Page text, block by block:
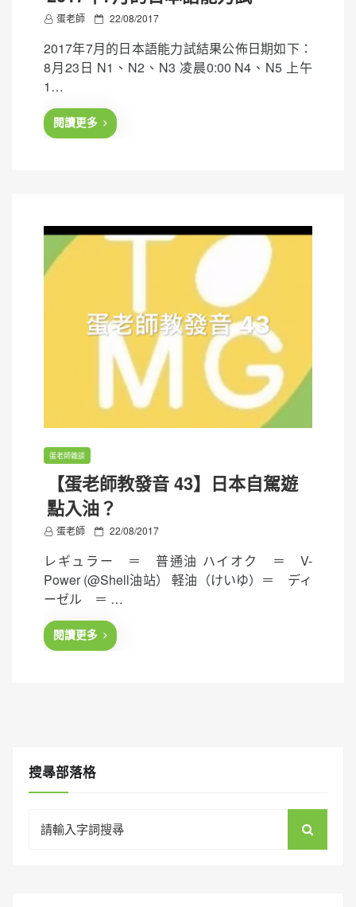
蛋老師
P
s
t
d
22/08/2017
2017年7月的日本語能力試結果公佈日期如下：
8月23日 N1、N2、N3 凌晨0:00 N4、N5 上午
1…
閱讀更多
蛋老師雜談
【蛋老師教發音 43】日本自駕遊
點入油？
蛋老師
P
t
d
22/08/2017
レギュラー ＝ 普通油 ハイオク ＝ V-
Power (@Shell油站） 軽油（けいゆ）＝ ディ
ーゼル ＝ …
閱讀更多
搜㝷部落格
for: